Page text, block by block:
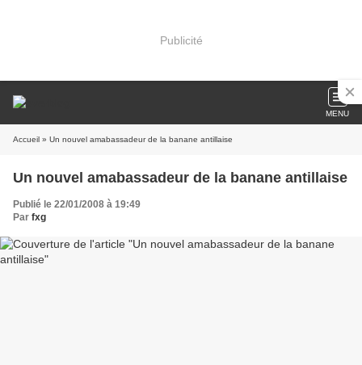
Publicité
MENU
Accueil » Un nouvel amabassadeur de la banane antillaise
Un nouvel amabassadeur de la banane antillaise
Publié le 22/01/2008 à 19:49
Par fxg